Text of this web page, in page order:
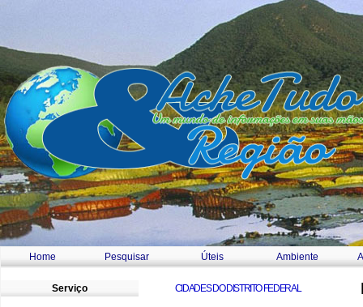
Home Pesquisar Úteis Ambiente
Serviço
CIDADES DO DISTRITO FEDERAL